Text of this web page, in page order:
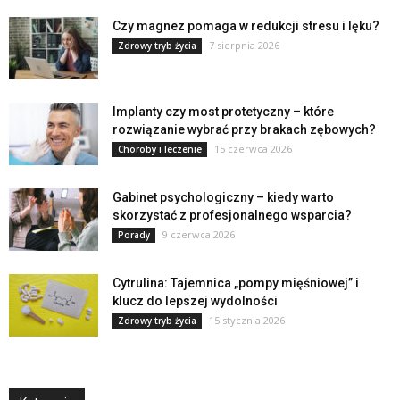
Czy magnez pomaga w redukcji stresu i lęku?
Zdrowy tryb życia 7 sierpnia 2026
Implanty czy most protetyczny – które
rozwiązanie wybrać przy brakach zębowych?
Choroby i leczenie 15 czerwca 2026
Gabinet psychologiczny – kiedy warto
skorzystać z profesjonalnego wsparcia?
Porady 9 czerwca 2026
Cytrulina: Tajemnica „pompy mięśniowej” i
klucz do lepszej wydolności
Zdrowy tryb życia 15 stycznia 2026